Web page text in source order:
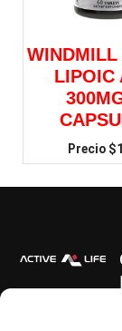
WINDMILL
LIPOIC
$